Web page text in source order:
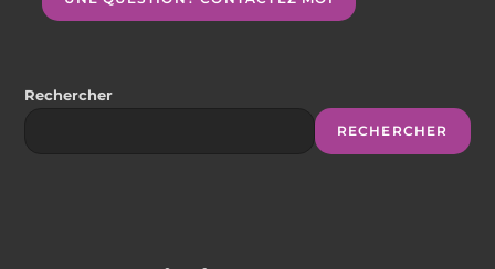
Rechercher
RECHERCHER